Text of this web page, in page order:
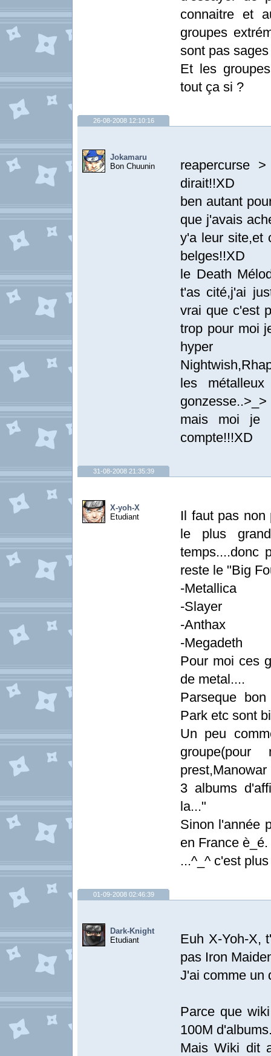
connaitre et
groupes
sont pas
Et les
tout ça si ?
26-08-2008 12:10:16
Jokamaru
Bon Chuunin
reapercurse
dirait!!XD
ben autant
que j'avais
y'a leur site,et
belges!!XD
le Death
t'as cité,j'ai
vrai que c'est
trop pour moi
hyper
les
gonzesse..>_>
mais moi je
compte!!!XD
31-08-2008 21:35:39
X-yoh-X
Etudiant
Il faut pas non
le plus
temps....donc
reste le "Big
-Metallica
-Slayer
-Anthax
-Megadeth
Pour moi ces
de metal....
Parseque
Park etc sont
Un peu
3 albums
la..."
Sinon l'année
en France è_é.
...^_^ c'est
01-09-2008 02:46:39
Dark-Knight
Etudiant
Euh X-Yoh-X,
pas Iron
J'ai comme un
Parce que
100M
Mais Wiki dit